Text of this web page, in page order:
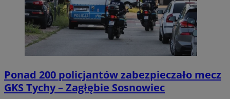
Ponad 200 policjantów zabezpieczało mecz
GKS Tychy – Zagłębie Sosnowiec